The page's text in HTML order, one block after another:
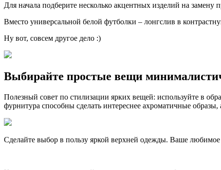
Для начала подберите несколько акцентных изделий на
Вместо универсальной белой футболки – лонгслив в
Ну вот, совсем другое дело :)
Выбирайте простые вещи
Полезный совет по стилизации ярких вещей: используйте в
фурнитура способны сделать интереснее ахроматичные образы,
Сделайте выбор в пользу яркой верхней одежды. Ваше любимое